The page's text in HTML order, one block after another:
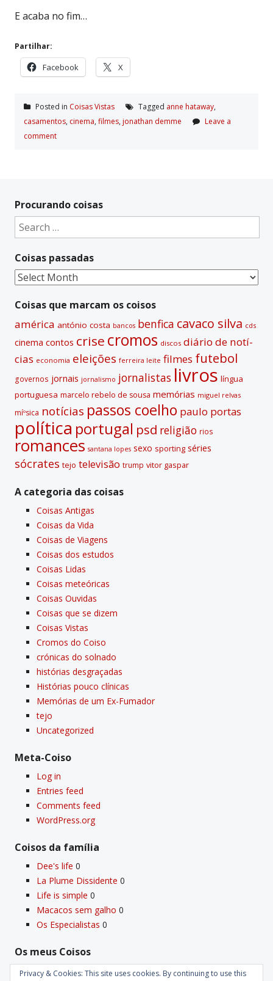
E acaba no fim…
Partilhar:
Facebook X
Posted in Coisas Vistas Tagged anne hataway,
casamentos, cinema, filmes, jonathan demme
Leave a
comment
Procurando coisas
Search
for:
Coisas passadas
Coisas
Coisas que marcam os coisos
américa antónio costa bancos benfica cavaco silva cds
cinema contos crise cromos discos diário de notí­
cias economia eleições ferreira leite filmes futebol
governos jornais jornalismo jornalistas livros lí­ngua
portuguesa marcelo rebelo de sousa memórias miguel relvas
míºsica notí­cias passos coelho paulo portas
polí­tica portugal psd religião rios
romances santana lopes sexo sporting séries
sócrates tejo televisão trump vitor gaspar
A categoria das coisas
Coisas Antigas
Coisas da Vida
Coisas de Viagens
Coisas dos estudos
Coisas Lidas
Coisas meteóricas
Coisas Ouvidas
Coisas que se dizem
Coisas Vistas
Cromos do Coiso
crónicas do solnado
histórias desgraçadas
Histórias pouco clí­nicas
Memórias de um Ex-Fumador
tejo
Uncategorized
Meta-Coiso
Log in
Entries feed
Comments feed
WordPress.org
Coisos da famí­lia
Dee's life 0
La Plume Dissidente 0
Life is simple 0
Macacos sem galho 0
Os Especialistas 0
Os meus Coisos
Deus0
Privacy & Cookies: This site uses cookies. By continuing to use this